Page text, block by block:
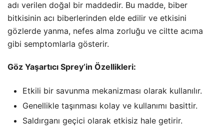
adı verilen doğal bir maddedir. Bu madde, biber
bitkisinin acı biberlerinden elde edilir ve etkisini
gözlerde yanma, nefes alma zorluğu ve ciltte acıma
gibi semptomlarla gösterir.
Göz Yaşartıcı Sprey’in Özellikleri:
Etkili bir savunma mekanizması olarak kullanılır.
Genellikle taşınması kolay ve kullanımı basittir.
Saldırganı geçici olarak etkisiz hale getirir.